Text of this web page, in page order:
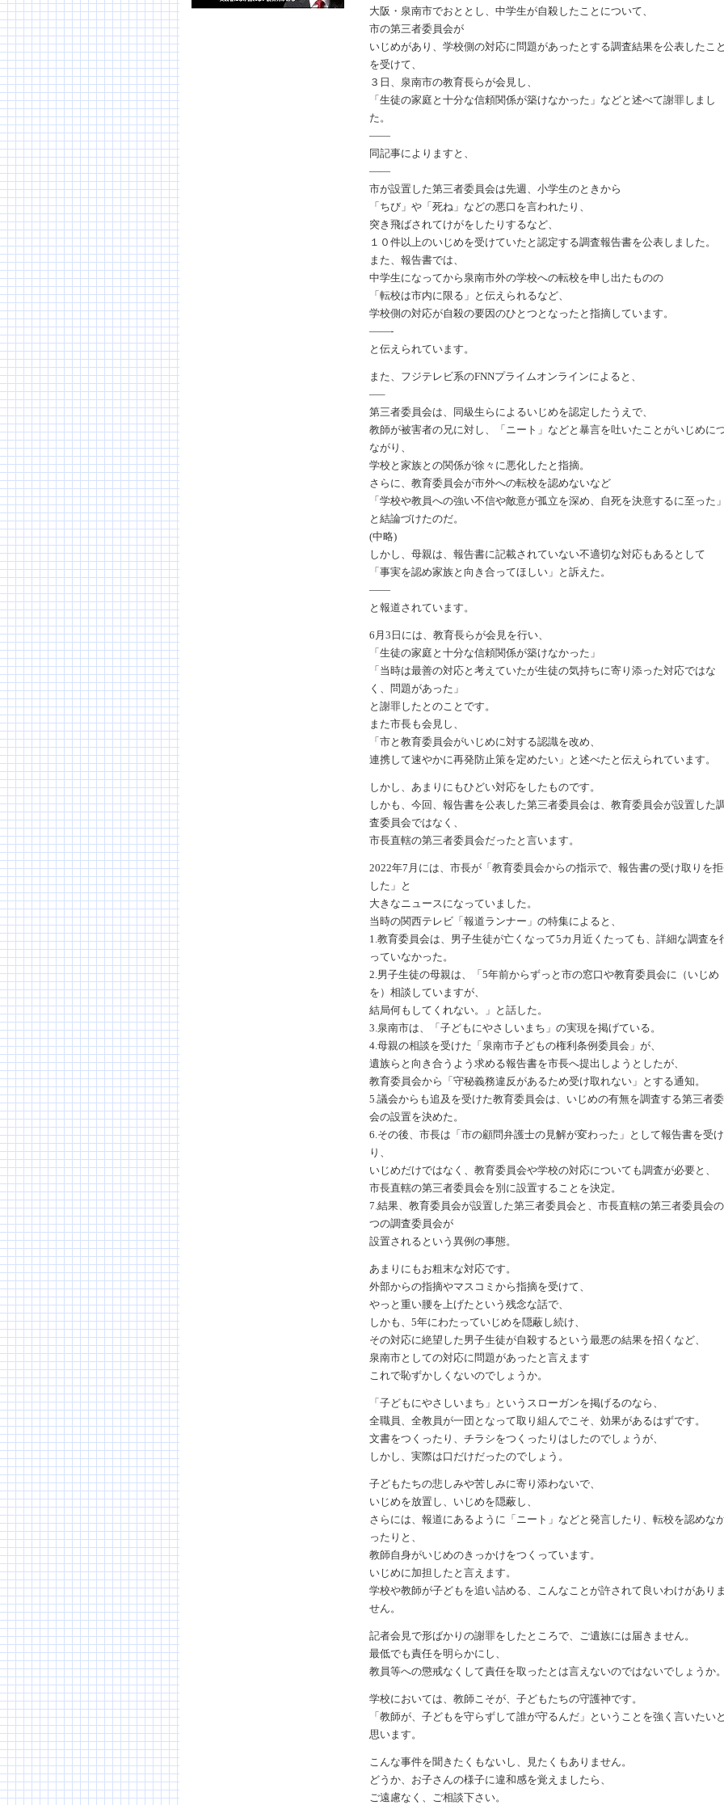
大阪・泉南市でおととし、中学生が自殺したことについて、
市の第三者委員会が
いじめがあり、学校側の対応に問題があったとする調査結果を公表したこ
を受けて、
３日、泉南市の教育長らが会見し、
「生徒の家庭と十分な信頼関係が築けなかった」などと述べて謝罪しまし
た。
——
同記事によりますと、
——
市が設置した第三者委員会は先週、小学生のときから
「ちび」や「死ね」などの悪口を言われたり、
突き飛ばされてけがをしたりするなど、
１０件以上のいじめを受けていたと認定する調査報告書を公表しました。
また、報告書では、
中学生になってから泉南市外の学校への転校を申し出たものの
「転校は市内に限る」と伝えられるなど、
学校側の対応が自殺の要因のひとつとなったと指摘しています。
——-
と伝えられています。
また、フジテレビ系のFNNプライムオンラインによると、
—–
第三者委員会は、同級生らによるいじめを認定したうえで、
教師が被害者の兄に対し、「ニート」などと暴言を吐いたことがいじめに
ながり、
学校と家族との関係が徐々に悪化したと指摘。
さらに、教育委員会が市外への転校を認めないなど
「学校や教員への強い不信や敵意が孤立を深め、自死を決意するに至った
と結論づけたのだ。
(中略)
しかし、母親は、報告書に記載されていない不適切な対応もあるとして
「事実を認め家族と向き合ってほしい」と訴えた。
——
と報道されています。
6月3日には、教育長らが会見を行い、
「生徒の家庭と十分な信頼関係が築けなかった」
「当時は最善の対応と考えていたが生徒の気持ちに寄り添った対応ではな
く、問題があった」
と謝罪したとのことです。
また市長も会見し、
「市と教育委員会がいじめに対する認識を改め、
連携して速やかに再発防止策を定めたい」と述べたと伝えられています。
しかし、あまりにもひどい対応をしたものです。
しかも、今回、報告書を公表した第三者委員会は、教育委員会が設置した
査委員会ではなく、
市長直轄の第三者委員会だったと言います。
2022年7月には、市長が「教育委員会からの指示で、報告書の受け取りを
した」と
大きなニュースになっていました。
当時の関西テレビ「報道ランナー」の特集によると、
1.教育委員会は、男子生徒が亡くなって5カ月近くたっても、詳細な調査を
っていなかった。
2.男子生徒の母親は、「5年前からずっと市の窓口や教育委員会に（いじめ
を）相談していますが、
結局何もしてくれない。」と話した。
3.泉南市は、「子どもにやさしいまち」の実現を掲げている。
4.母親の相談を受けた「泉南市子どもの権利条例委員会」が、
遺族らと向き合うよう求める報告書を市長へ提出しようとしたが、
教育委員会から「守秘義務違反があるため受け取れない」とする通知。
5.議会からも追及を受けた教育委員会は、いじめの有無を調査する第三者
会の設置を決めた。
6.その後、市長は「市の顧問弁護士の見解が変わった」として報告書を受
り、
いじめだけではなく、教育委員会や学校の対応についても調査が必要と、
市長直轄の第三者委員会を別に設置することを決定。
7.結果、教育委員会が設置した第三者委員会と、市長直轄の第三者委員会
つの調査委員会が
設置されるという異例の事態。
あまりにもお粗末な対応です。
外部からの指摘やマスコミから指摘を受けて、
やっと重い腰を上げたという残念な話で、
しかも、5年にわたっていじめを隠蔽し続け、
その対応に絶望した男子生徒が自殺するという最悪の結果を招くなど、
泉南市としての対応に問題があったと言えます
これで恥ずかしくないのでしょうか。
「子どもにやさしいまち」というスローガンを掲げるのなら、
全職員、全教員が一団となって取り組んでこそ、効果があるはずです。
文書をつくったり、チラシをつくったりはしたのでしょうが、
しかし、実際は口だけだったのでしょう。
子どもたちの悲しみや苦しみに寄り添わないで、
いじめを放置し、いじめを隠蔽し、
さらには、報道にあるように「ニート」などと発言したり、転校を認めな
ったりと、
教師自身がいじめのきっかけをつくっています。
いじめに加担したと言えます。
学校や教師が子どもを追い詰める、こんなことが許されて良いわけがあり
せん。
記者会見で形ばかりの謝罪をしたところで、ご遺族には届きません。
最低でも責任を明らかにし、
教員等への懲戒なくして責任を取ったとは言えないのではないでしょうか
学校においては、教師こそが、子どもたちの守護神です。
「教師が、子どもを守らずして誰が守るんだ」ということを強く言いたい
思います。
こんな事件を聞きたくもないし、見たくもありません。
どうか、お子さんの様子に違和感を覚えましたら、
ご遠慮なく、ご相談下さい。